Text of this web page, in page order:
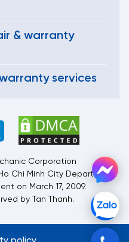
& warranty
services
Corporation
Ho Chi Minh City Department
on March 17, 2009.
by Tan Thanh.